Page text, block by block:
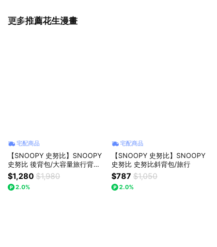
更多推薦花生漫畫
看更多
宅配商品
【SNOOPY 史努比】SNOOPY
史努比 後背包/大容量旅行背包/
輕量通勤包
$1,280 $1,980
2.0%
宅配商品
【SNOOPY 史努比】SNOOPY
史努比 史努比斜背包/旅行
$787 $1,050
2.0%